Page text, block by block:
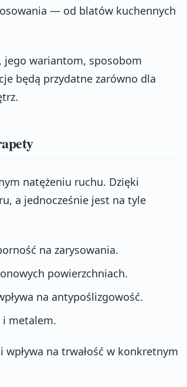
— od blatów kuchennych
jego wariantom, sposobom
będą przydatne zarówno dla
natężeniu ruchu. Dzięki
a jednocześnie jest na tyle
na zarysowania.
powierzchniach.
na antypoślizgowość.
i metalem.
na trwałość w konkretnym